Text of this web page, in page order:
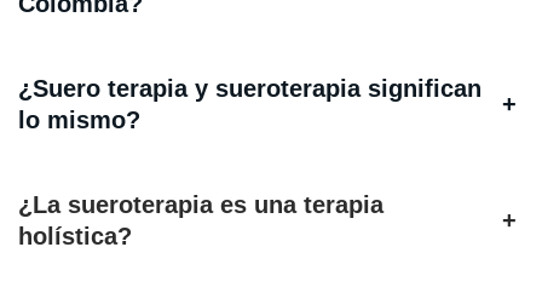
¿Suero terapia y sueroterapia significan
lo mismo?
+
¿La sueroterapia es una terapia
holística?
+